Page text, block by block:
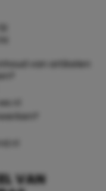
VAN
van artikelen